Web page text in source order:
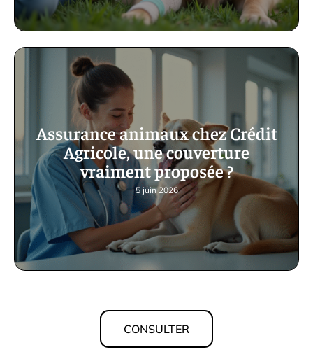
Assurance animaux chez Crédit
Agricole, une couverture
vraiment proposée ?
5 juin 2026
CONSULTER